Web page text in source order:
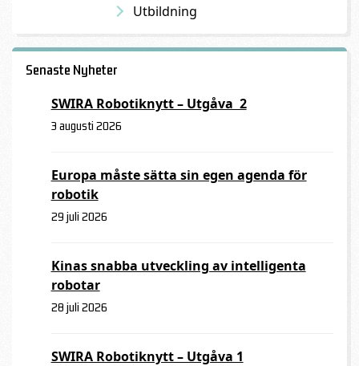
Utbildning
Senaste Nyheter
SWIRA Robotiknytt – Utgåva 2
3 augusti 2026
Europa måste sätta sin egen agenda för
robotik
29 juli 2026
Kinas snabba utveckling av intelligenta
robotar
28 juli 2026
SWIRA Robotiknytt – Utgåva 1